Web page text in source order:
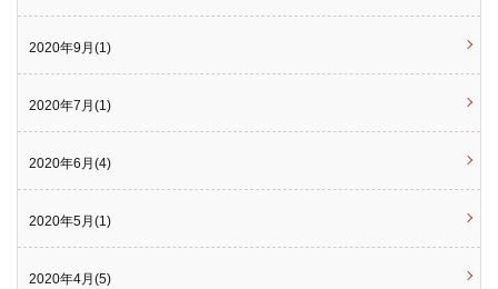
2020年9月(1)
2020年7月(1)
2020年6月(4)
2020年5月(1)
2020年4月(5)